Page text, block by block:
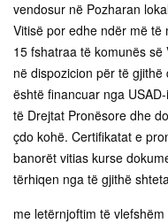
vendosur në Pozharan
Vitisë por edhe ndër më të
15 fshatraa të komunës
në dispozicion për të
është financuar nga
të Drejtat Pronësore dhe
çdo kohë. Certifikatat e
banorët vitias kurse
tërhiqen nga të gjithë
me letërnjoftim të